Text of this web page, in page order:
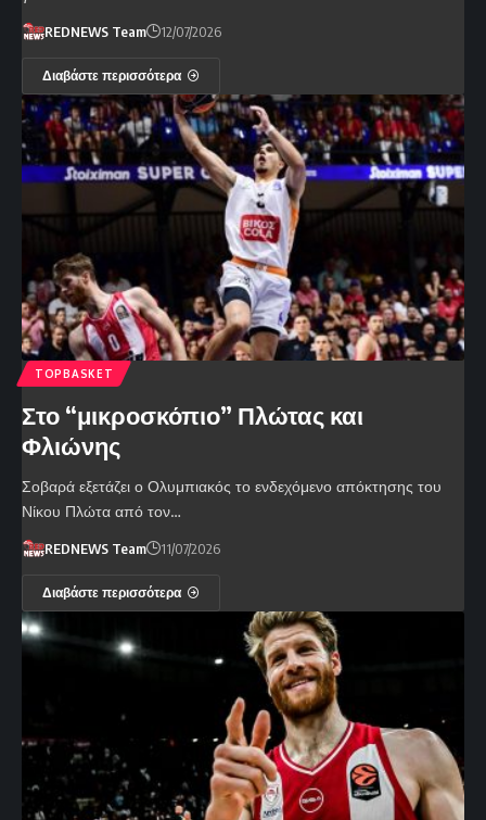
REDNEWS Team 12/07/2026
Διαβάστε περισσότερα
TOPBASKET
Στο “μικροσκόπιο” Πλώτας και
Φλιώνης
Σοβαρά εξετάζει ο Ολυμπιακός το ενδεχόμενο απόκτησης του
Νίκου Πλώτα από τον…
REDNEWS Team 11/07/2026
Διαβάστε περισσότερα